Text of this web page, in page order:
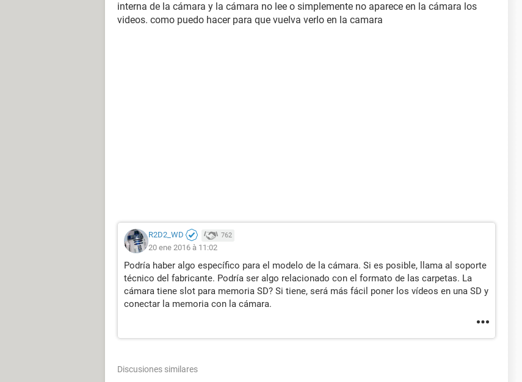
interna de la cámara y la cámara no lee o simplemente no aparece en la cámara los
videos. como puedo hacer para que vuelva verlo en la camara
R2D2_WD 762
20 ene 2016 à 11:02
Podría haber algo específico para el modelo de la cámara. Si es posible, llama al soporte
técnico del fabricante. Podría ser algo relacionado con el formato de las carpetas. La
cámara tiene slot para memoria SD? Si tiene, será más fácil poner los vídeos en una SD y
conectar la memoria con la cámara.
Discusiones similares